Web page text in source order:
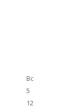
Вс
5
12